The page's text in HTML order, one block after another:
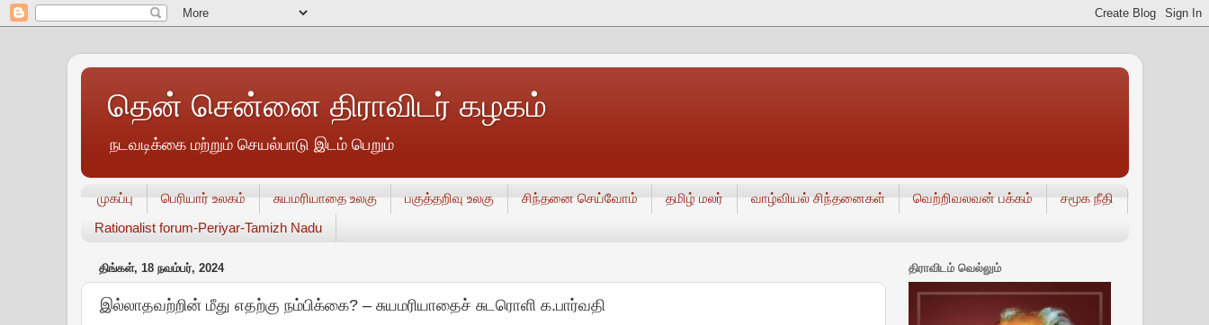
தென் சென்னை திராவிடர் கழகம்
நடவடிக்கை மற்றும் செயல்பாடு இடம் பெறும்
முகப்பு பெரியார் உலகம் சுயமரியாதை உலகு பகுத்தறிவு உலகு சிந்தனை செய்வோம் தமிழ் மலர் வாழ்வியல் சிந்தனைகள் வெற்றிவலவன் பக்கம்
சமூக நீதி
Rationalist forum-Periyar-Tamizh Nadu
திங்கள், 18 நவம்பர், 2024
இல்லாதவற்றின் மீது எதற்கு நம்பிக்கை? – சுயமரியாதைச் சுடரொளி க.பார்வதி
திராவிடம் வெல்லும்